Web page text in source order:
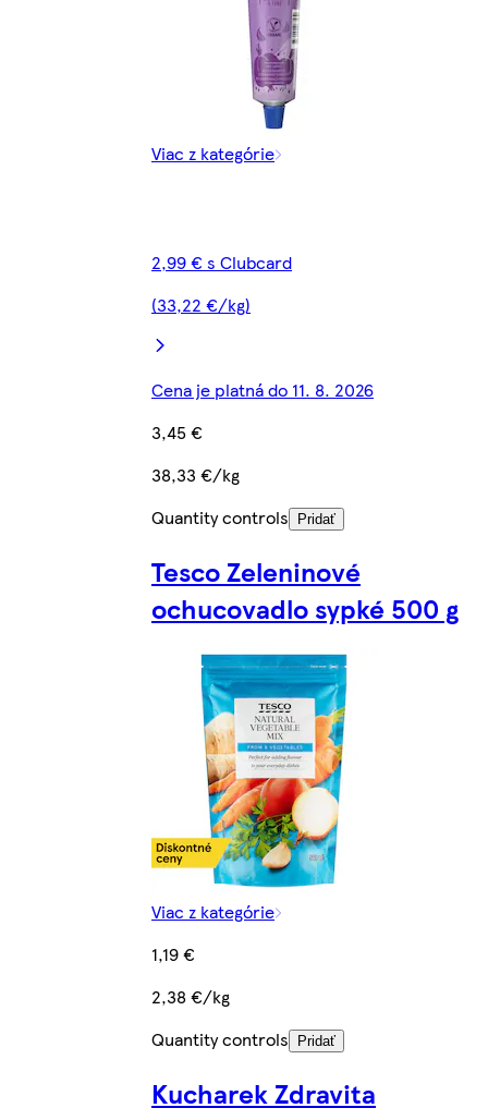
Viac z kategórie
2,99 € s Clubcard
(33,22 €/kg)
Cena je platná do 11. 8. 2026
3,45 €
38,33 €/kg
Quantity controls
Pridať
Tesco Zeleninové
ochucovadlo sypké 500 g
Viac z kategórie
1,19 €
2,38 €/kg
Quantity controls
Pridať
Kucharek Zdravita